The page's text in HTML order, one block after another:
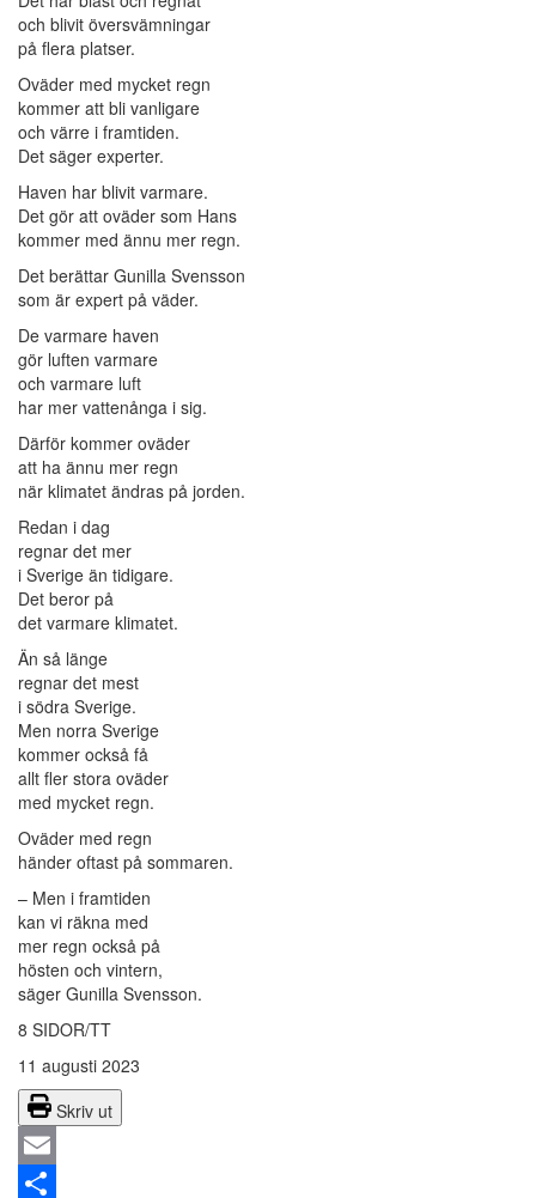
och blivit översvämningar
på flera platser.
Oväder med mycket regn
kommer att bli vanligare
och värre i framtiden.
Det säger experter.
Haven har blivit varmare.
Det gör att oväder som Hans
kommer med ännu mer regn.
Det berättar Gunilla Svensson
som är expert på väder.
De varmare haven
gör luften varmare
och varmare luft
har mer vattenånga i sig.
Därför kommer oväder
att ha ännu mer regn
när klimatet ändras på jorden.
Redan i dag
regnar det mer
i Sverige än tidigare.
Det beror på
det varmare klimatet.
Än så länge
regnar det mest
i södra Sverige.
Men norra Sverige
kommer också få
allt fler stora oväder
med mycket regn.
Oväder med regn
händer oftast på sommaren.
– Men i framtiden
kan vi räkna med
mer regn också på
hösten och vintern,
säger Gunilla Svensson.
8 SIDOR/TT
11 augusti 2023
Skriv ut
Email